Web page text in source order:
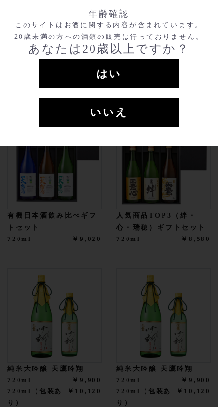
年齢確認
このサイトはお酒に関する内容が含まれています。
20歳未満の方への酒類の販売は行っておりません。
あなたは20歳以上ですか？
はい
いいえ
720ml
￥9,900
720ml（包装あ
￥10,120
￥20,020
有機純米大吟醸 天鷹 槽
搾り原酒
720ml
￥13,200
720ml（包装あ
￥13,420
有機日本酒飲み比べギフ
トセット
720ml ￥9,020
人気商品TOP3（絆・
心・瑞穂）ギフトセット
720ml ￥8,580
純米大吟醸 天鷹吟翔
720ml
￥9,900
720ml（包装あ
り）
￥10,120
純米大吟醸 天鷹吟翔
720ml
￥9,900
720ml（包装あ
り）
￥10,120